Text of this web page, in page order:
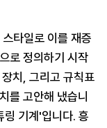
타일로 이를 재증
로 정의하기 시작
치, 그리고 규칙표
를 고안해 냈습니
링 기계'입니다. 흥